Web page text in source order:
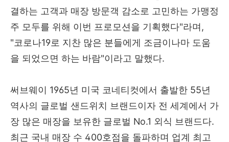
결하는 고객과 매장 방문객 감소로 고민하는 가맹정
주 모두를 위해 이번 프로모션을 기획했다"라며,
"코로나19로 지찬 많은 분들에게 조금이나마 도움
을 되었으면 하는 바람"이라고 말했다.
써브웨이 1965년 미국 코네티컷에서 출발한 55년
역사의 글로벌 샌드위치 브랜드이자 전 세계에서 가
장 많은 매장을 보유한 글로벌 No.1 외식 브랜드다.
최근 국내 매장 수 400호점을 돌파하며 업계 최고